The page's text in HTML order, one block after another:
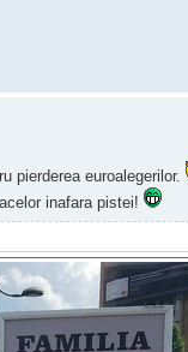
pierderea euroalegerilor.
inafara pistei!